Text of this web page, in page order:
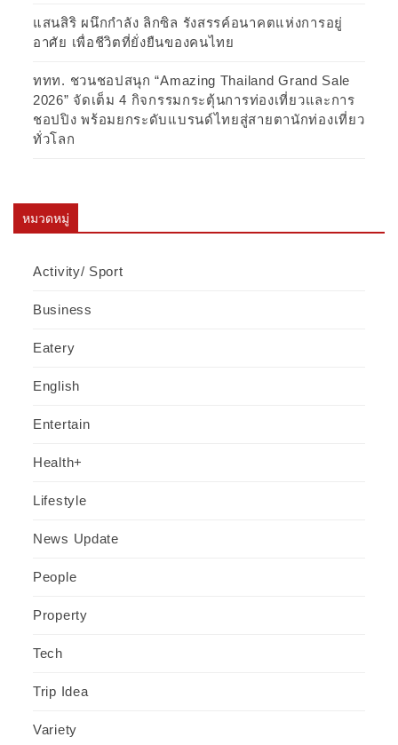
แสนสิริ ผนึกกำลัง ลิกซิล รังสรรค์อนาคตแห่งการอยู่
อาศัย เพื่อชีวิตที่ยั่งยืนของคนไทย
ททท. ชวนชอปสนุก “Amazing Thailand Grand Sale
2026” จัดเต็ม 4 กิจกรรมกระตุ้นการท่องเที่ยวและการ
ชอปปิง พร้อมยกระดับแบรนด์ไทยสู่สายตานักท่องเที่ยว
ทั่วโลก
หมวดหมู่
Activity/ Sport
Business
Eatery
English
Entertain
Health+
Lifestyle
News Update
People
Property
Tech
Trip Idea
Variety